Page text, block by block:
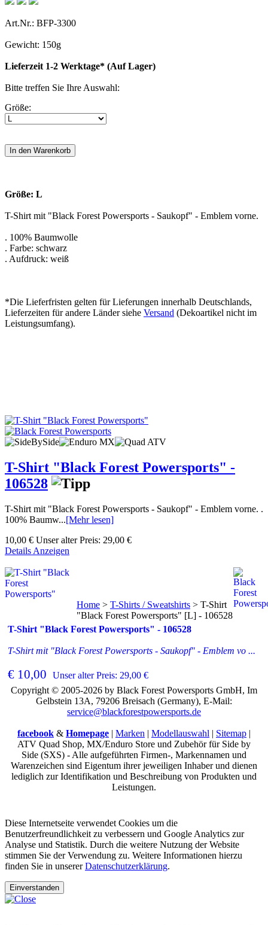
Art.Nr.: BFP-3300
Gewicht: 150g
Lieferzeit 1-2 Werktage* (Auf Lager)
Bitte treffen Sie Ihre Auswahl:
Größe:
Größe: L
T-Shirt mit "Black Forest Powersports - Saukopf" - Emblem vorne.
. 100% Baumwolle
. Farbe: schwarz
. Aufdruck: weiß
*Die Lieferfristen gelten für Lieferungen innerhalb Deutschlands,
Lieferzeiten für andere Länder siehe Versand (Dekoartikel nicht im
Leistungsumfang).
T-Shirt "Black Forest Powersports" -
106528
T-Shirt mit "Black Forest Powersports - Saukopf" - Emblem vorne. .
100% Baumw...[Mehr lesen]
10,00 € Unser alter Preis: 29,00 €
Details Anzeigen
T-Shirt "Black Forest Powersports" - 106528
T-Shirt mit "Black Forest Powersports - Saukopf" - Emblem vo ...
€ 10,00 Unser alter Preis: 29,00 €
Home > T-Shirts / Sweatshirts > T-Shirt
"Black Forest Powersports" [L] - 106528
Copyright © 2005-2026 by Black Forest Powersports GmbH, Im
Gelbstein 13A, 79206 Breisach (Germany), E-Mail:
service@blackforestpowersports.de
facebook & Homepage | Marken | Modellauswahl | Sitemap |
ATV Quad Shop, MX/Enduro Store und Zubehör für Side by
Side (SXS) - Alle aufgeführten Firmen-, Markennamen und
Warenzeichen sind Eigentum ihrer jeweiligen Inhaber und dienen
lediglich zur Identifikation und Beschreibung von Produkten und
Leistungen.
Diese Internetseite verwendet Cookies um die
Benutzerfreundlichkeit zu verbessern und Google Analytics zur
Analyse und Statistik. Durch die weitere Nutzung der Website
stimmen Sie der Verwendung zu. Weitere Informationen hierzu
finden Sie in unsererDatenschutzerklärung.
Einverstanden